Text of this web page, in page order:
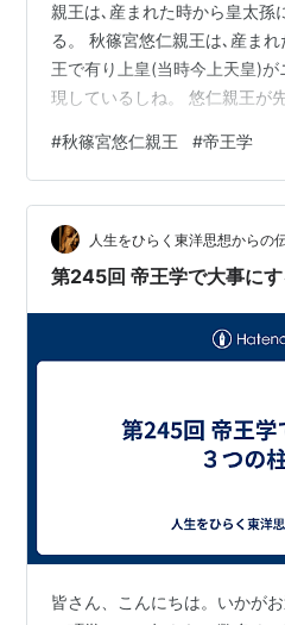
親王は､産まれた時から皇太孫
る。 秋篠宮悠仁親王は､産ま
王で有り上皇(当時今上天皇)
現しているしね。 悠仁親王が
身位が高い順番に舟から降り
無くニニギノミコトの船渡の
上天皇(現上皇)今上皇后(現上
いると言うのは､悠仁親王がニ
現していると言う理由で有る
#秋篠宮悠仁親王 #帝王学
人生をひらく東洋思想からの
第245回 帝王学で大事に
皆さん、こんにちは。いかが